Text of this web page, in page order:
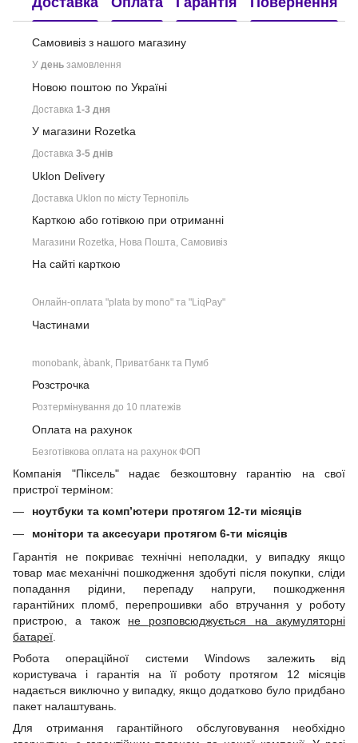
Самовивіз з нашого магазину
У день замовлення
Новою поштою по Україні
Доставка 1-3 дня
У магазини Rozetka
Доставка 3-5 днів
Uklon Delivery
Доставка Uklon по місту Тернопіль
Карткою або готівкою при отриманні
Магазини Rozetka, Нова Пошта, Самовивіз
На сайті карткою
Онлайн-оплата "plata by mono" та "LiqPay"
Частинами
monobank, àbank, Приватбанк та Пумб
Розстрочка
Розтермінування до 10 платежів
Оплата на рахунок
Безготівкова оплата на рахунок ФОП
Компанія "Піксель" надає безкоштовну гарантію на свої
пристрої терміном:
ноутбуки та комп’ютери протягом 12-ти місяців
монітори та аксесуари протягом 6-ти місяців
Гарантія не покриває технічні неполадки, у випадку якщо
товар має механічні пошкодження здобуті після покупки, сліди
попадання рідини, перепаду напруги, пошкодження
гарантійних пломб, перепрошивки або втручання у роботу
пристрою, а також не розповсюджується на акумуляторні
батареї
Робота операційної системи Windows залежить від
користувача і гарантія на її роботу протягом 12 місяців
надається виключно у випадку, якщо додатково було придбано
пакет налаштувань.
Для отримання гарантійного обслуговування необхідно